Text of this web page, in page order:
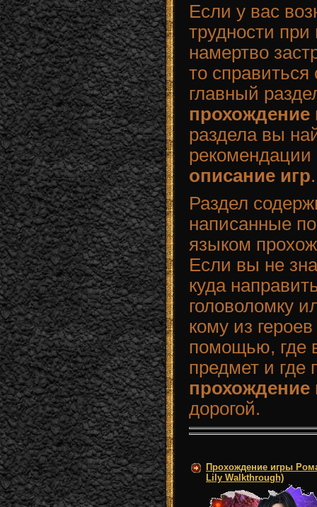
Если у вас
трудности
намертво
то
главный
прохождение
раздела вы
описание игр.
Раздел
написанные
языком
Если вы не
куда
головоломку
кому из
помощью, где
предмет и где
прохождение
дорогой.
Прохождение игры
Lily Walkthrough)